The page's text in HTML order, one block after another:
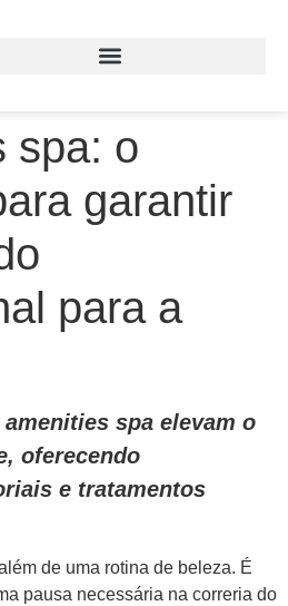
spa: o
garantir
para a
spa elevam o
oferecendo
e tratamentos
de uma rotina de beleza. É
pausa necessária na correria do